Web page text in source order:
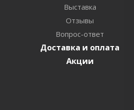
Выставка
Отзывы
Вопрос-ответ
Доставка и оплата
Акции